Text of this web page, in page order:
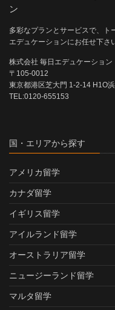
ン
多彩なプランとサービスで、ト
エデュケーションにお任せ下さ
株式会社 毎日エデュケーション
〒105-0012
東京都港区芝大門 1-2-14 H1O
TEL:0120-655153
国・エリアから探す
アメリカ留学
カナダ留学
イギリス留学
アイルランド留学
オーストラリア留学
ニュージーランド留学
マルタ留学